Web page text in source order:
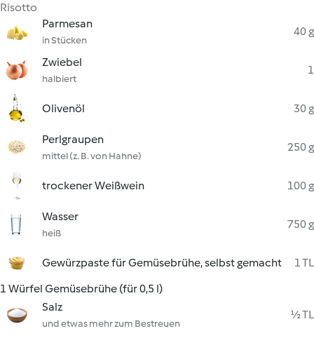
Risotto
Parmesan
in Stücken
40 g
Zwiebel
halbiert
1
Olivenöl 30 g
Perlgraupen
mittel (z. B. von Hahne)
250 g
trockener Weißwein 100 g
Wasser
heiß
750 g
Gewürzpaste für Gemüsebrühe, selbst gemacht
1 TL
1 Würfel Gemüsebrühe (für 0,5 l)
Salz
und etwas mehr zum Bestreuen
½ TL